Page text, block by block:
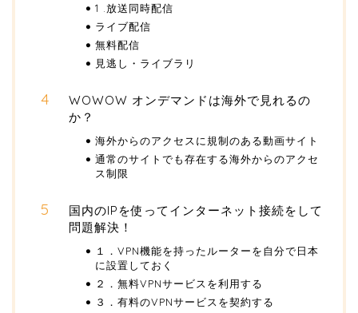
1 .放送同時配信
ライブ配信
無料配信
見逃し・ライブラリ
WOWOW オンデマンドは海外で見れるの
か？
海外からのアクセスに規制のある動画サイト
通常のサイトでも存在する海外からのアクセ
ス制限
国内のIPを使ってインターネット接続をして
問題解決！
１．VPN機能を持ったルーターを自分で日本
に設置しておく
２．無料VPNサービスを利用する
３．有料のVPNサービスを契約する